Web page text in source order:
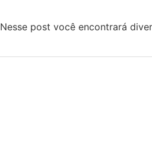
post você encontrará